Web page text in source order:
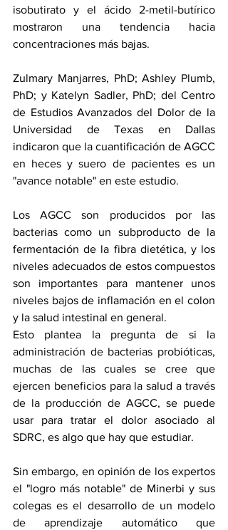
isobutirato y el ácido 2-metil-butírico
mostraron una tendencia hacia
concentraciones más bajas.
Zulmary Manjarres, PhD; Ashley Plumb,
PhD; y Katelyn Sadler, PhD; del Centro
de Estudios Avanzados del Dolor de la
Universidad de Texas en Dallas
indicaron que la cuantificación de AGCC
en heces y suero de pacientes es un
"avance notable" en este estudio.
Los AGCC son producidos por las
bacterias como un subproducto de la
fermentación de la fibra dietética, y los
niveles adecuados de estos compuestos
son importantes para mantener unos
niveles bajos de inflamación en el colon
y la salud intestinal en general.
Esto plantea la pregunta de si la
administración de bacterias probióticas,
muchas de las cuales se cree que
ejercen beneficios para la salud a través
de la producción de AGCC, se puede
usar para tratar el dolor asociado al
SDRC, es algo que hay que estudiar.
Sin embargo, en opinión de los expertos
el "logro más notable" de Minerbi y sus
colegas es el desarrollo de un modelo
de aprendizaje automático que